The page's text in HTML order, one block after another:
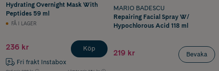
Hydrating Overnight Mask With
Peptides 59 ml
FÅ I LAGER
236 kr
Fri frakt Instabox
Köp
MARIO BADESCU
Repairing Facial Spray W/
Hypochlorous Acid 118 ml
219 kr Bevaka